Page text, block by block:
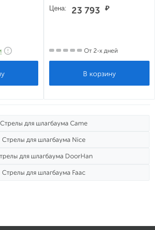
Цена: 23 793 ₽
От 2-х дней
Стрелы для шлагбаума Came
Стрелы для шлагбаума Nice
для шлагбаума DoorHan
Стрелы для шлагбаума Faac